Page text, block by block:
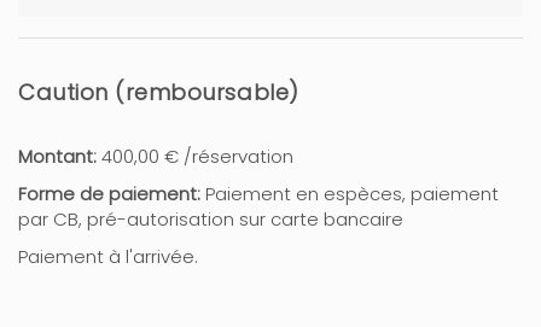
Caution (remboursable)
Montant:400,00 € /réservation
Forme de paiement: Paiement en espèces, paiement
par CB, pré-autorisation sur carte bancaire
Paiement à l'arrivée.